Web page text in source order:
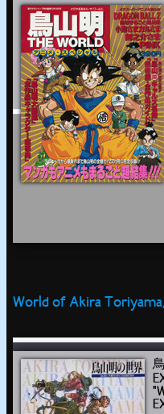
World of Akira Toriyama,